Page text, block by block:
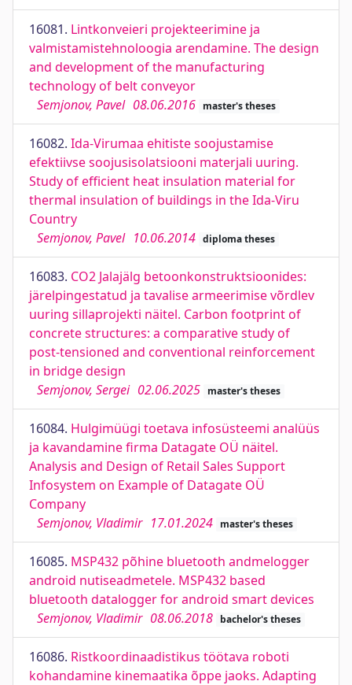
16081. Lintkonveieri projekteerimine ja
valmistamistehnoloogia arendamine. The design
and development of the manufacturing
technology of belt conveyor
Semjonov, Pavel 08.06.2016 master's theses
16082. Ida-Virumaa ehitiste soojustamise
efektiivse soojusisolatsiooni materjali uuring.
Study of efficient heat insulation material for
thermal insulation of buildings in the Ida-Viru
Country
Semjonov, Pavel 10.06.2014 diploma theses
16083. CO2 Jalajälg betoonkonstruktsioonides:
järelpingestatud ja tavalise armeerimise võrdlev
uuring sillaprojekti näitel. Carbon footprint of
concrete structures: a comparative study of
post-tensioned and conventional reinforcement
in bridge design
Semjonov, Sergei 02.06.2025 master's theses
16084. Hulgimüügi toetava infosüsteemi analüüs
ja kavandamine firma Datagate OÜ näitel.
Analysis and Design of Retail Sales Support
Infosystem on Example of Datagate OÜ
Company
Semjonov, Vladimir 17.01.2024 master's theses
16085. MSP432 põhine bluetooth andmelogger
android nutiseadmetele. MSP432 based
bluetooth datalogger for android smart devices
Semjonov, Vladimir 08.06.2018 bachelor's theses
16086. Ristkoordinaadistikus töötava roboti
kohandamine kinemaatika õppe jaoks. Adapting